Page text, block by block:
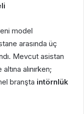
model
arasında üç
Mevcut asistan
alınırken;
branşta intörnlük